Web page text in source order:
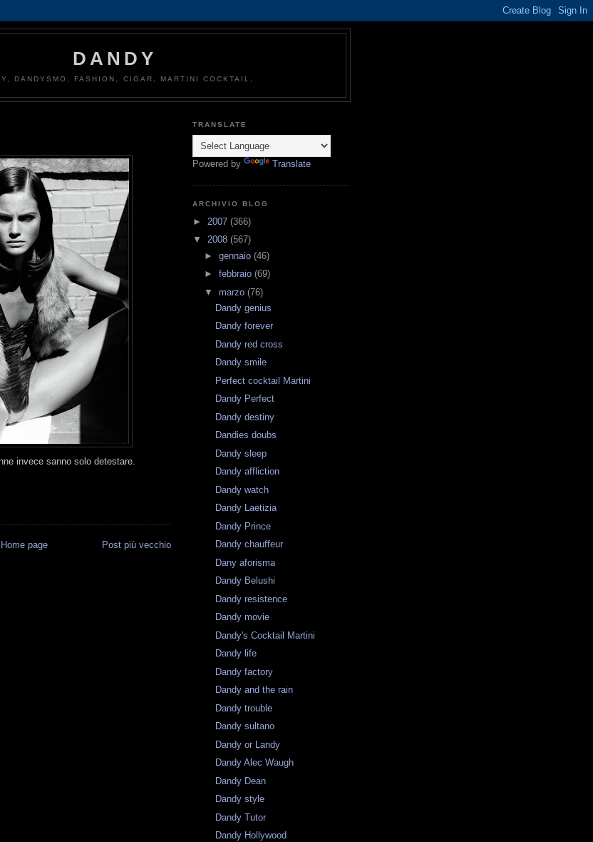
DANDY
DANDYSMO, FASHION, CIGAR, MARTINI COCKTAIL,
invece sanno solo detestare.
Post più vecchio
Home page
TRANSLATE
Powered by Translate
ARCHIVIO BLOG
► 2007 (366)
▼ 2008 (567)
► gennaio (46)
► febbraio (69)
▼ marzo (76)
Dandy genius
Dandy forever
Dandy red cross
Dandy smile
Perfect cocktail Martini
Dandy Perfect
Dandy destiny
Dandies doubs
Dandy sleep
Dandy affliction
Dandy watch
Dandy Laetizia
Dandy Prince
Dandy chauffeur
Dany aforisma
Dandy Belushi
Dandy resistence
Dandy movie
Dandy's Cocktail Martini
Dandy life
Dandy factory
Dandy and the rain
Dandy trouble
Dandy sultano
Dandy or Landy
Dandy Alec Waugh
Dandy Dean
Dandy style
Dandy Tutor
Dandy Hollywood